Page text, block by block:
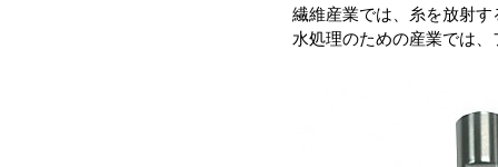
繊維産業では、糸を放射
水処理のための産業では